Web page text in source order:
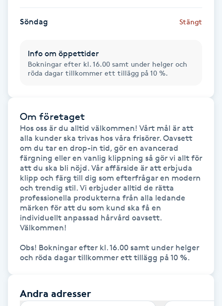
Hårförlängning
Idrottsmassage
IPL hårborttagning
IR-massage
Söndag Stängt
Info om öppettider
Bokningar efter kl. 16.00 samt under helger och
röda dagar tillkommer ett tillägg på 10 %.
Om företaget
Hos oss är du alltid välkommen! Vårt mål är att
alla kunder ska trivas hos våra frisörer. Oavsett
om du tar en drop-in tid, gör en avancerad
färgning eller en vanlig klippning så gör vi allt för
att du ska bli nöjd. Vår affärside är att erbjuda
klipp och färg till dig som efterfrågar en modern
och trendig stil. Vi erbjuder alltid de rätta
professionella produkterna från alla ledande
märken för att du som kund ska få en
individuellt anpassad hårvård oavsett.
Välkommen!
Obs! Bokningar efter kl. 16.00 samt under helger
och röda dagar tillkommer ett tillägg på 10 %.
Andra adresser